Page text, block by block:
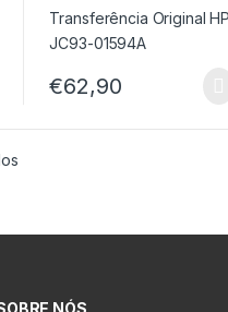
€62,90
NÓS